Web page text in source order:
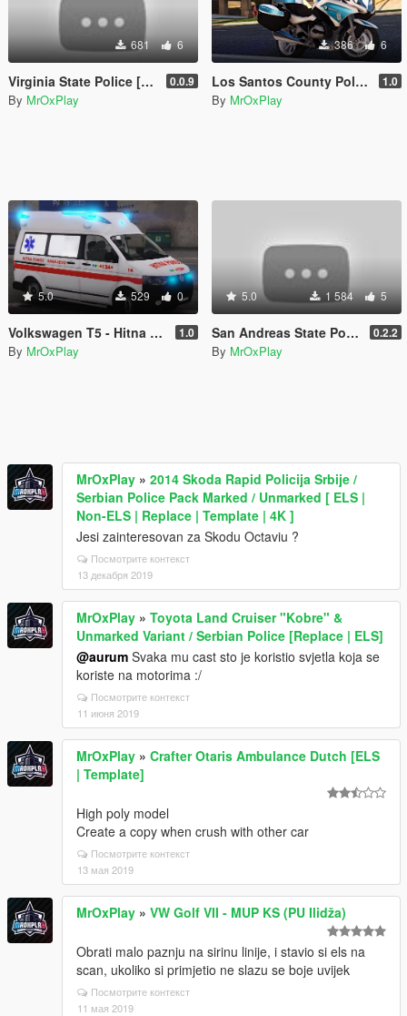
681 6
Virginia State Police [4K] 0.0.9
By MrOxPlay
386 6
Los Santos County Police Pack 1.0
By MrOxPlay
5.0 529 0
Volkswagen T5 - Hitna Pomoc Sarajevo 1.0
By MrOxPlay
5.0 1 584 5
San Andreas State Police [based on PSP] 0.2.2
By MrOxPlay
MrOxPlay » 2014 Skoda Rapid Policija Srbije /
Serbian Police Pack Marked / Unmarked [ ELS |
Non-ELS | Replace | Template | 4K ]
Jesi zainteresovan za Skodu Octaviu ?
Посмотрите контекст
13 декабря 2019
MrOxPlay » Toyota Land Cruiser "Kobre" &
Unmarked Variant / Serbian Police [Replace | ELS]
@aurum Svaka mu cast sto je koristio svjetla koja se
koriste na motorima :/
Посмотрите контекст
11 июня 2019
MrOxPlay » Crafter Otaris Ambulance Dutch [ELS
| Template]
High poly model
Create a copy when crush with other car
Посмотрите контекст
13 мая 2019
MrOxPlay » VW Golf VII - MUP KS (PU Ilidža)
Obrati malo paznju na sirinu linije, i stavio si els na
scan, ukoliko si primjetio ne slazu se boje uvijek
Посмотрите контекст
11 мая 2019